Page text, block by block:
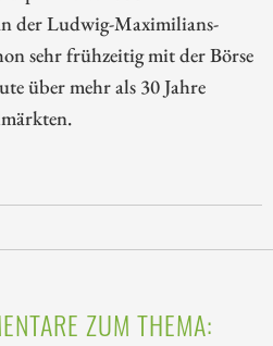
der Ludwig-Maximilians-
sehr frühzeitig mit der Börse
über mehr als 30 Jahre
ZUM THEMA: